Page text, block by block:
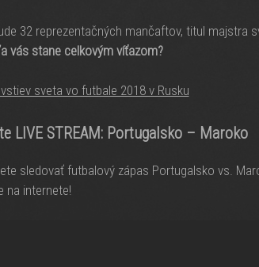
32 reprezentačných mančaftov, titul majstra
vás stane celkovým víťazom?
sveta vo futbale 2018 v Rusku
LIVE STREAM: Portugalsko – Maroko
sledovať futbalový zápas Portugalsko vs.
na internete!